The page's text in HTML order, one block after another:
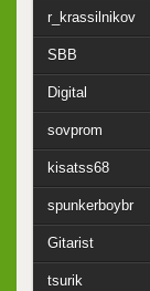
r_krassilnikov
SBB
Digital
sovprom
kisatss68
spunkerboybr
Gitarist
tsurik